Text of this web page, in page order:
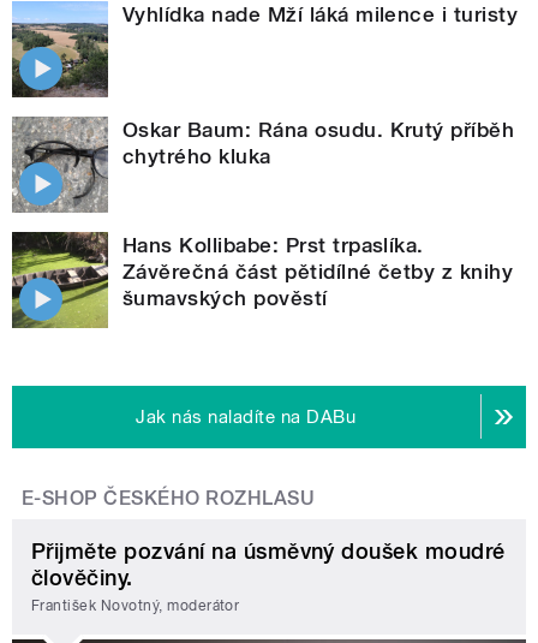
Vyhlídka nade Mží láká milence i turisty
Oskar Baum: Rána osudu. Krutý příběh
chytrého kluka
Hans Kollibabe: Prst trpaslíka.
Závěrečná část pětidílné četby z knihy
šumavských pověstí
Jak nás naladíte na DABu
E-SHOP ČESKÉHO ROZHLASU
Přijměte pozvání na úsměvný doušek moudré
člověčiny.
František Novotný, moderátor